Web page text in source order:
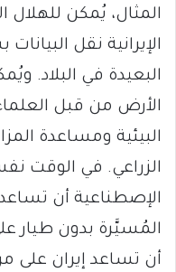
المثال، يُمكن للهلال
الإيرانية نقل
البعيدة في البلاد.
الأرض من قبل العلماء
البيئية ومساعدة
الزراعي. في الوقت
الإصطناعية أن
المُسيَّرة بدون طيار
أن تساعد إيران على